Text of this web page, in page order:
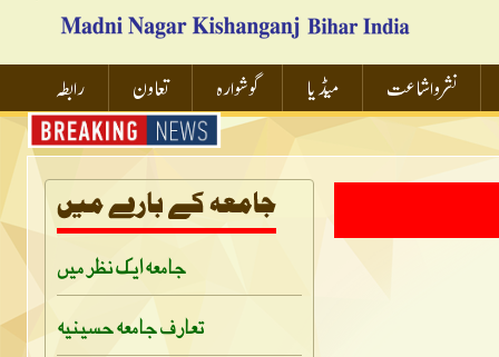
نشر و اشاعت میڈیا گوشوارہ تعاون رابطہ
جامعہ ایک نظر میں
تعارف جامعہ حسینیہ